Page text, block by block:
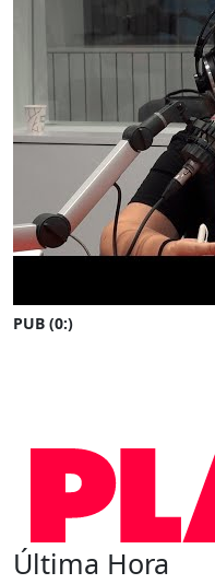
PUB (0:)
Última Hora